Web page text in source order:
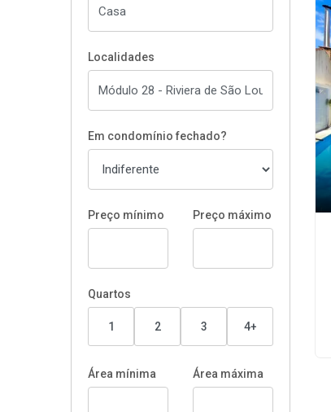
Localidades
Em condomínio fechado?
Preço mínimo Preço máximo
Quartos
1 2 3 4+
Área mínima Área máxima